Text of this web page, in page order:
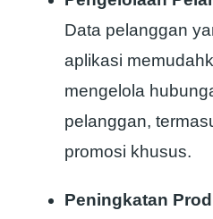
Data pelanggan
aplikasi
mengelola
pelanggan,
promosi khusus.
Peningkatan